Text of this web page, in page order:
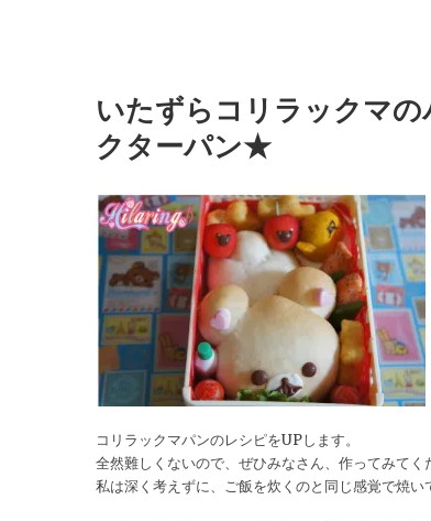
いたずらコリラックマ
クターパン★
コリラックマパンのレシピをUPします。
全然難しくないので、ぜひみなさん、作ってみてく
私は深く考えずに、ご飯を炊くのと同じ感覚で焼